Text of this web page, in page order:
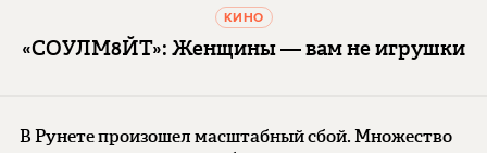
КИНО
«СОУЛМ8ЙТ»: Женщины — вам не игрушки
В Рунете произошел масштабный сбой. Множество